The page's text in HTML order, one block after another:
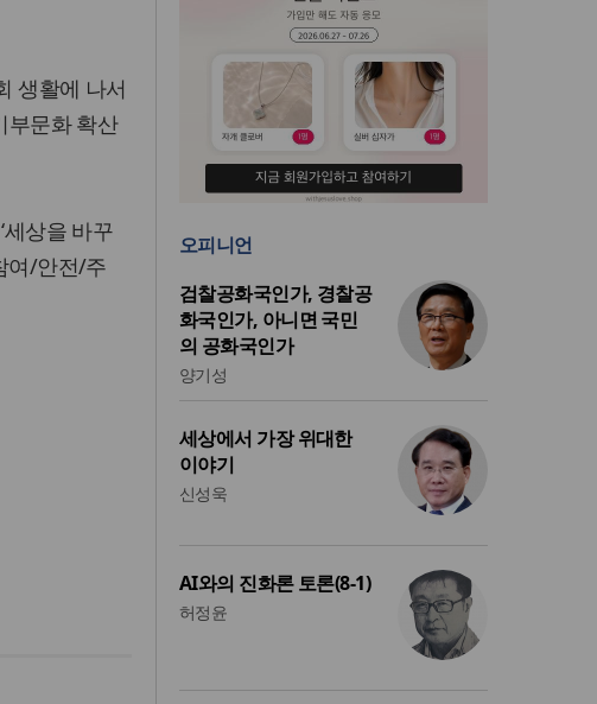
생활에 나서
부문화 확산
상을 바꾸
여/안전/주
오피니언
검찰공화국인가, 경찰공
화국인가, 아니면 국민
의 공화국인가
양기성
세상에서 가장 위대한
이야기
신성욱
AI와의 진화론 토론(8-1)
허정윤